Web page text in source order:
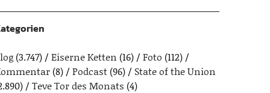
(3.747) Eiserne Ketten (16) Foto (112)
(8) Podcast(96)
State of the Union
Teve Tor des Monats (4)